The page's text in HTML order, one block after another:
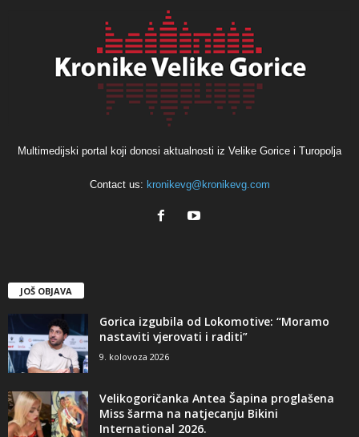
Multimedijski portal koji donosi aktualnosti iz Velike Gorice i Turopolja
Contact us: kronikevg@kronikevg.com
JOŠ OBJAVA
Gorica izgubila od Lokomotive: “Moramo
nastaviti vjerovati i raditi”
9. kolovoza 2026
Velikogoričanka Antea Šapina proglašena
Miss šarma na natjecanju Bikini
International 2026.